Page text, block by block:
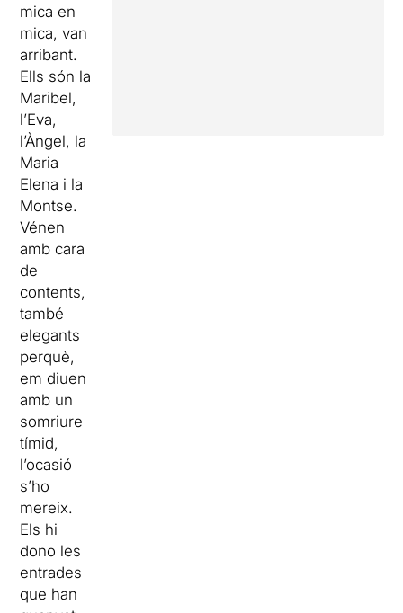
mica en
mica, van
arribant.
Ells són la
Maribel,
l’Eva,
l’Àngel, la
Maria
Elena i la
Montse.
Vénen
amb cara
de
contents,
també
elegants
perquè,
em diuen
amb un
somriure
tímid,
l’ocasió
s’ho
mereix.
Els hi
dono les
entrades
que han